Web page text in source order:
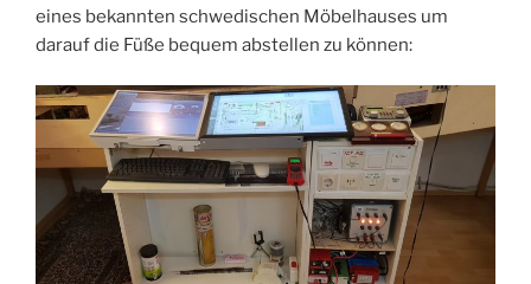
eines bekannten schwedischen Möbelhauses um
darauf die Füße bequem abstellen zu können: